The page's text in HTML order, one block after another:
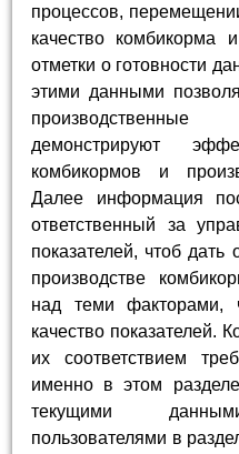
процессов,
качество комбикорма
отметки о готовности
этими данными
демонстрируют
комбикормов и
Далее информация
ответственный за
показателей, чтоб
производстве
над теми факторами,
качество показателей.
их соответствием
именно в этом
текущими
пользователями в